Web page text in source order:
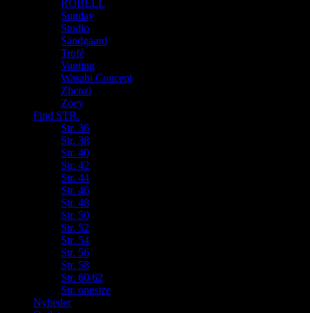
ROBELL
Sunday
Studio
Sandgaard
Trofé
Vanting
Wasabi Concept
Zhenzi
Zoey
Find STR.
Str. 36
Str. 38
Str. 40
Str. 42
Str. 44
Str. 46
Str. 48
Str. 50
Str. 52
Str. 54
Str. 56
Str. 58
Str. 60/62
Str. onesize
Nyheder